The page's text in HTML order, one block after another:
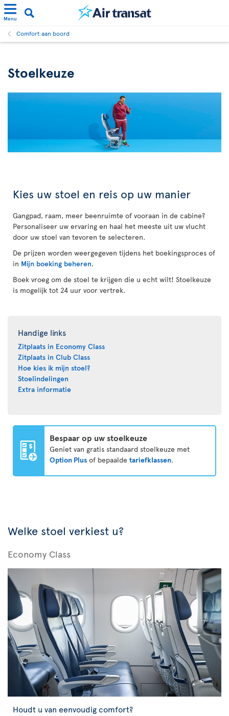
Menu
Comfort aan boord
Stoelkeuze
Kies uw stoel en reis op uw manier
Gangpad, raam, meer beenruimte of vooraan in de cabine?
Personaliseer uw ervaring en haal het meeste uit uw vlucht
door uw stoel van tevoren te selecteren.
De prijzen worden weergegeven tijdens het boekingsproces of
in Mijn boeking beheren.
Boek vroeg om de stoel te krijgen die u echt wilt! Stoelkeuze
is mogelijk tot 24 uur voor vertrek.
Handige links
Zitplaats in Economy Class
Zitplaats in Club Class
Hoe kies ik mijn stoel?
Stoelindelingen
Extra informatie
Bespaar op uw stoelkeuze
Geniet van gratis standaard stoelkeuze met
Option Plus of bepaalde tariefklassen.
Welke stoel verkiest u?
Economy Class
Houdt u van eenvoudig comfort?